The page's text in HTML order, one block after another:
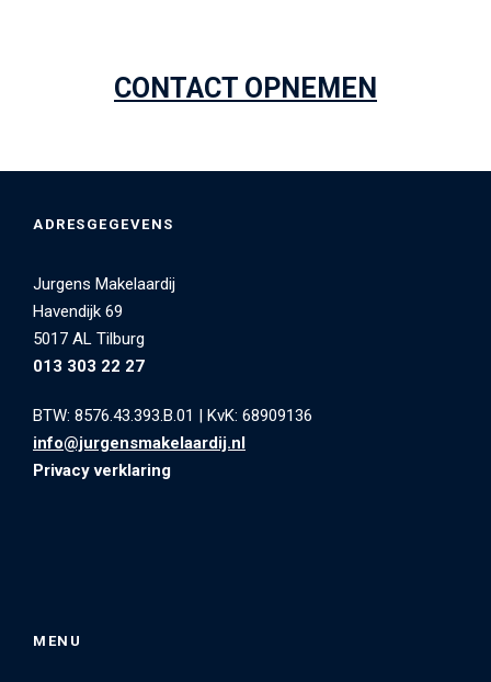
CONTACT OPNEMEN
ADRESGEGEVENS
Jurgens Makelaardij
Havendijk 69
5017 AL Tilburg
013 303 22 27
BTW: 8576.43.393.B.01 | KvK: 68909136
info@jurgensmakelaardij.nl
Privacy verklaring
MENU